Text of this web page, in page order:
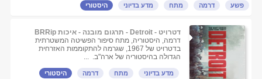
פשע דרמה מתח מדע בדיוני היסטורי
דטרויט - Detroit - תרגום מובנה - איכות BRRip
דרמה, היסטוריה, מתח סיפור הפשיטה המשטרתית
בדטרויט של 1967, שגרמה להתקוממות האזרחית
הגדולה בהיסטוריה של ארה"ב. ...
מדע בדיוני מתח דרמה היסטורי